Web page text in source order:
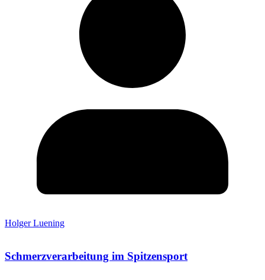
Holger Luening
Schmerzverarbeitung im Spitzensport